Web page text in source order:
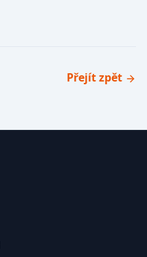
Přejít zpět